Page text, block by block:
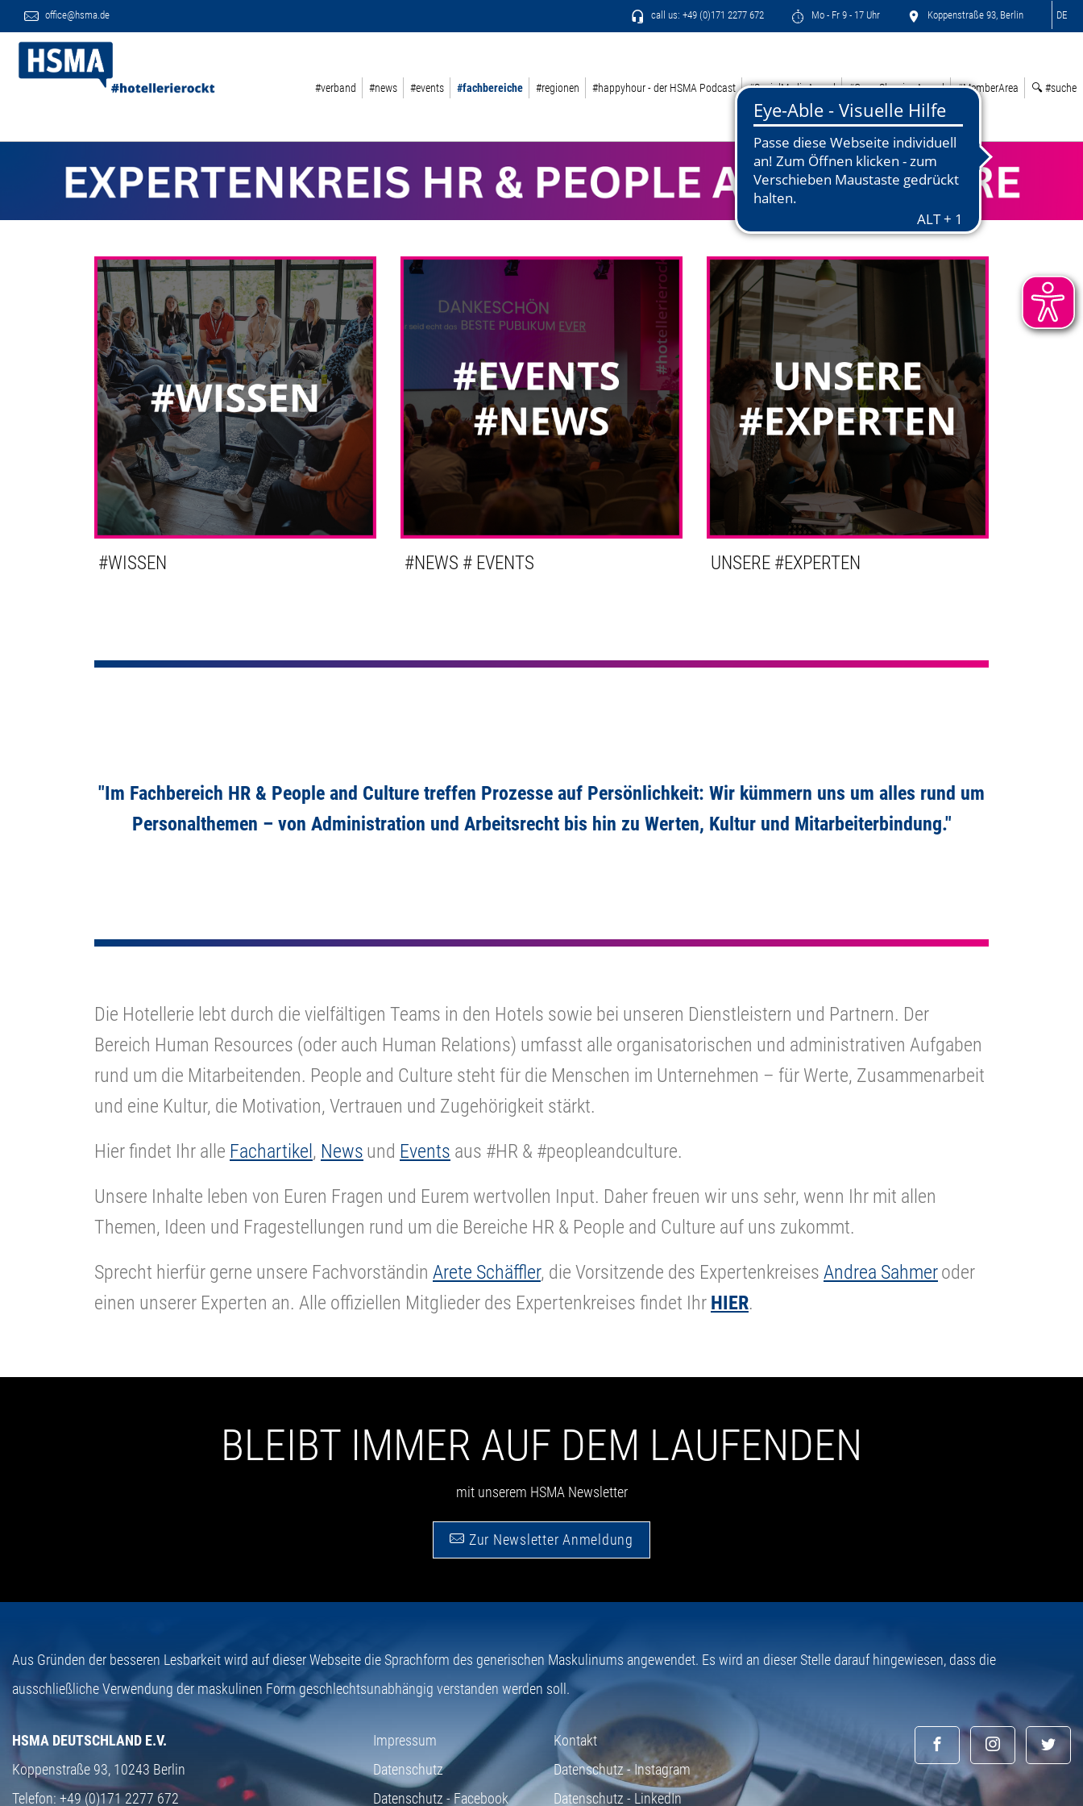
office@hsma.de call us: +49 (0)171 2277 672 Mo - Fr 9 - 17 Uhr Koppenstraße 93, Berlin DE
#verband #news #events #fachbereiche #regionen #happyhour - der HSMA Podcast #SocialMediaAward #GreenSleepingAward #MemberArea 🔍 #suche
#WISSEN #NEWS # EVENTS UNSERE #EXPERTEN
"Im Fachbereich HR & People and Culture treffen Prozesse auf Persönlichkeit: Wir kümmern uns um alles rund um
Personalthemen – von Administration und Arbeitsrecht bis hin zu Werten, Kultur und Mitarbeiterbindung."
Die Hotellerie lebt durch die vielfältigen Teams in den Hotels sowie bei unseren Dienstleistern und Partnern. Der
Bereich Human Resources (oder auch Human Relations) umfasst alle organisatorischen und administrativen Aufgaben
rund um die Mitarbeitenden. People and Culture steht für die Menschen im Unternehmen – für Werte, Zusammenarbeit
und eine Kultur, die Motivation, Vertrauen und Zugehörigkeit stärkt.
Hier findet Ihr alle Fachartikel , News und Events aus #HR & #peopleandculture.
Unsere Inhalte leben von Euren Fragen und Eurem wertvollen Input. Daher freuen wir uns sehr, wenn Ihr mit allen
Themen, Ideen und Fragestellungen rund um die Bereiche HR & People and Culture auf uns zukommt.
Sprecht hierfür gerne unsere Fachvorständin Arete Schäffler, die Vorsitzende des Expertenkreises Andrea Sahmeroder
einen unserer Experten an. Alle offiziellen Mitglieder des Expertenkreises findet Ihr HIER.
BLEIBT IMMER AUF DEM LAUFENDEN
mit unserem HSMA Newsletter
Zur Newsletter Anmeldung
Aus Gründen der besseren Lesbarkeit wird auf dieser Webseite die Sprachform des generischen Maskulinums angewendet. Es wird an dieser Stelle darauf hingewiesen, dass die
ausschließliche Verwendung der maskulinen Form geschlechtsunabhängig verstanden werden soll.
HSMA DEUTSCHLAND E.V.
Koppenstraße 93, 10243 Berlin
Telefon:+49 (0)171 2277 672
Impressum
Kontakt
Datenschutz
Datenschutz - Instagram
Datenschutz - Facebook
Datenschutz - LinkedIn